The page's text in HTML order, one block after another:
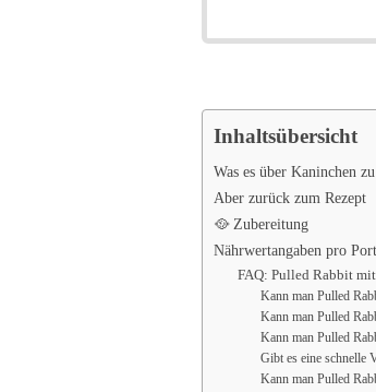
Inhaltsübersicht
Was es über Kaninchen
Aber zurück zum Rezept
🥘 Zubereitung
Nährwertangaben pro
FAQ: Pulled Rabbit
Kann man Pulled
Kann man Pulled
Kann man Pulled
Gibt es eine schnelle
Kann man Pulled